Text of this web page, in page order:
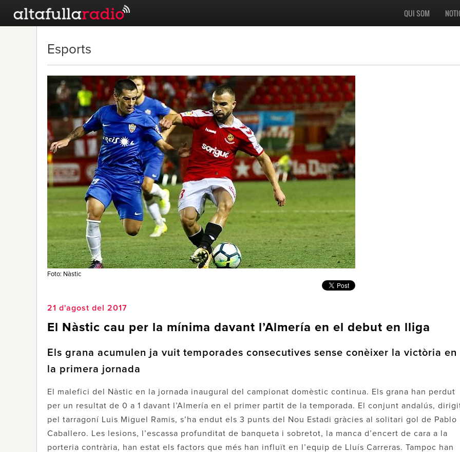
QUI SOM
Esports
Foto: Nàstic
21 d'agost del 2017
El Nàstic cau per la mínima davant l’Almería en el debut en lliga
Els grana acumulen ja vuit temporades consecutives sense conèixer la victòria en
la primera jornada
El malefici del Nàstic en la jornada inaugural del campionat domèstic continua. Els grana han perdut
per un resultat de 0 a 1 davant l’Almería en el primer partit de la temporada. El conjunt andalús,
pel tarragoní Luis Miguel Ramis, s’ha endut els 3 punts del Nou Estadi gràcies al solitari gol de Pablo
Caballero. Les lesions, l’escassa profunditat de banqueta i sobretot, la manca d’encert de cara a la
porteria contrària, han estat els factors que més han influït en l’equip de Lluís Carreras. Tampoc han